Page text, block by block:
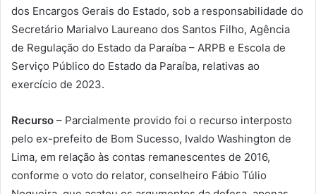
dos Encargos Gerais do Estado, sob a responsabilidade do
Secretário Marialvo Laureano dos Santos Filho, Agência
de Regulação do Estado da Paraíba – ARPB e Escola de
Serviço Público do Estado da Paraíba, relativas ao
exercício de 2023.
Recurso – Parcialmente provido foi o recurso interposto
pelo ex-prefeito de Bom Sucesso, Ivaldo Washington de
Lima, em relação às contas remanescentes de 2016,
conforme o voto do relator, conselheiro Fábio Túlio